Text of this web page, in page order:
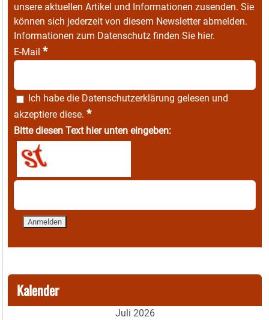
unsere aktuellen Artikel und Informationen zusenden. Sie
können sich jederzeit von diesem Newsletter abmelden.
Informationen zum Datenschutz finden Sie hier.
E-Mail *
Ich habe die Datenschutzerklärung gelesen und
akzeptiere diese. *
Bitte diesen Text hier unten eingeben:
Kalender
Juli 2026